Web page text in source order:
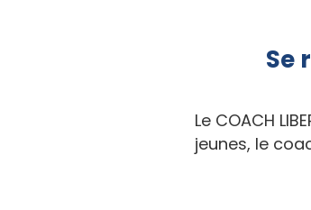
Se
Le COACH
jeunes, le